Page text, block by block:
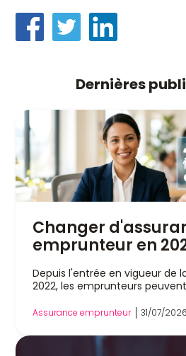
Dernières
Changer
emprunteur en
pourquoi un
indispensable
Depuis l'entrée en vigueur de
2022, les emprunteurs
sans attendre la date
mais dans la pratique,
Assurance emprunteur 31/07/2026